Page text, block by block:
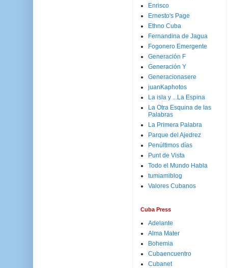
Enrisco
Ernesto's Page
Ethno Cuba
Fernandina de Jagua
Fogonero Emergente
Generación F
Generación Y
Generacionasere
juanKaphotos
La isla y ...La Espina
La Otra Esquina de las
Palabras
La Primera Palabra
Parque del Ajedrez
Penúltimos días
Punt de Vista
Todo el Mundo Habla
tumiamiblog
Valores Cubanos
Cuba Press
Adelante
Alma Mater
Bohemia
Cubaencuentro
Cubanet